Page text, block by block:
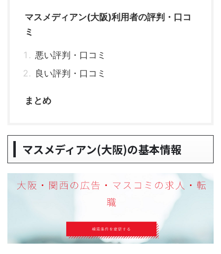
マスメディアン(大阪)利用者の評判・口コ
ミ
悪い評判・口コミ
良い評判・口コミ
まとめ
マスメディアン(大阪)の基本情報